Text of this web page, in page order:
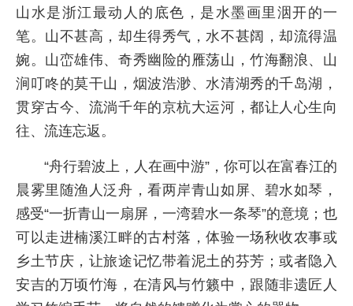
山水是浙江最动人的底色，是水墨画里洇开的一
笔。山不甚高，却生得秀气，水不甚阔，却流得温
婉。山峦雄伟、奇秀幽险的雁荡山，竹海翻浪、山
涧叮咚的莫干山，烟波浩渺、水清湖秀的千岛湖，
贯穿古今、流淌千年的京杭大运河，都让人心生向
往、流连忘返。
“舟行碧波上，人在画中游”，你可以在富春江的
晨雾里随渔人泛舟，看两岸青山如屏、碧水如琴，
感受“一折青山一扇屏，一湾碧水一条琴”的意境；也
可以走进楠溪江畔的古村落，体验一场秋收农事或
乡土节庆，让旅途记忆带着泥土的芬芳；或者隐入
安吉的万顷竹海，在清风与竹籁中，跟随非遗匠人